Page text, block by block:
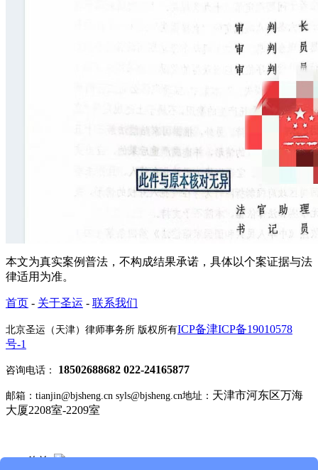
本文为真实案例普法，不构成结果承诺，具体以个案证据与法
律适用为准。
首页 - 关于圣运 - 联系我们
北京圣运（天津）律师事务所 版权所有ICP备津ICP备19010578
号-1
咨询电话： 18502688682 022-24165877
邮箱：tianjin@bjsheng.cn syls@bjsheng.cn地址： 天津市河东区万海
大厦2208室-2209室
Q Q 咨询